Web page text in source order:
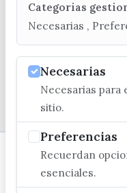
C/ Poniente,
Categorias
Necesarias
Necesarias para
sitio.
Preferencias
Recuerdan
esenciales.